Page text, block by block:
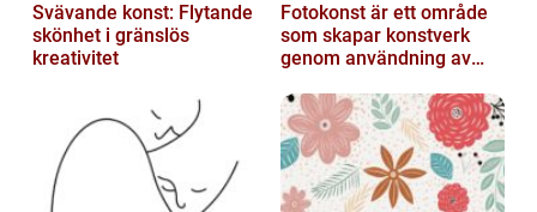
Svävande konst: Flytande
skönhet i gränslös
kreativitet
Fotokonst är ett område
som skapar konstverk
genom användning av